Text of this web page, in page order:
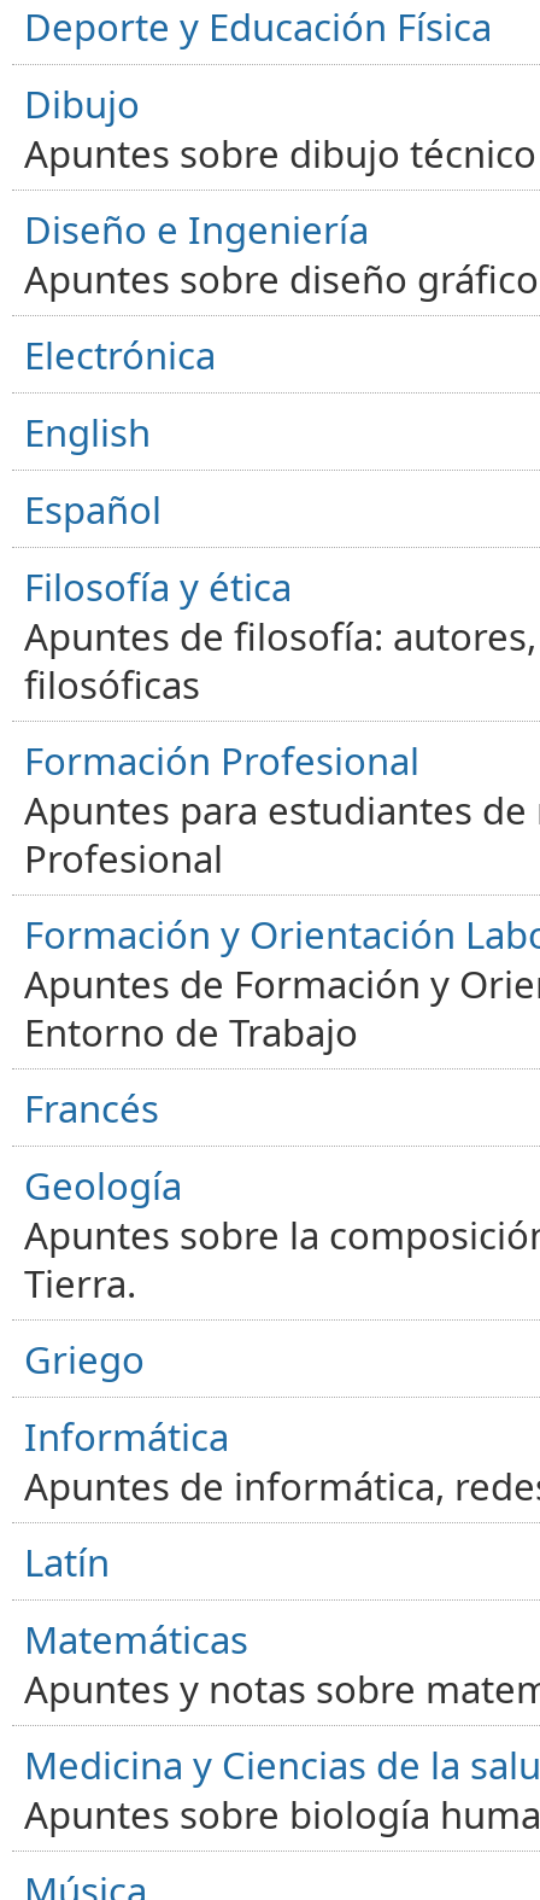
Deporte y Educación Física
Dibujo
Apuntes sobre dibujo
Diseño e Ingeniería
Apuntes sobre diseño
Electrónica
English
Español
Filosofía y ética
Apuntes de filosofía:
filosóficas
Formación Profesional
Apuntes para estudiantes
Profesional
Formación y Orientación
Apuntes de Formación y
Entorno de Trabajo
Francés
Geología
Apuntes sobre la
Tierra.
Griego
Informática
Apuntes de informática,
Latín
Matemáticas
Apuntes y notas sobre
Medicina y Ciencias de la
Apuntes sobre biología